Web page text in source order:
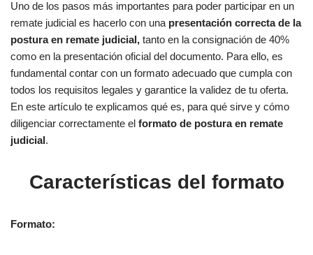
Uno de los pasos más importantes para poder participar en un
remate judicial es hacerlo con una presentación correcta de la
postura en remate judicial, tanto en la consignación de 40%
como en la presentación oficial del documento. Para ello, es
fundamental contar con un formato adecuado que cumpla con
todos los requisitos legales y garantice la validez de tu oferta.
En este artículo te explicamos qué es, para qué sirve y cómo
diligenciar correctamente el formato de postura en remate
judicial.
Características del formato
Formato: